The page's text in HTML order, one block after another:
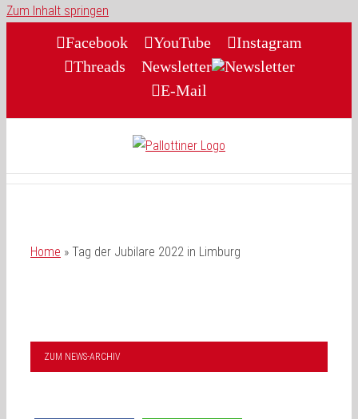
Zum Inhalt springen
Facebook YouTube
Instagram
Threads
Newsletter
E-Mail
Home » Tag der Jubilare 2022 in Limburg
ZUM NEWS-ARCHIV